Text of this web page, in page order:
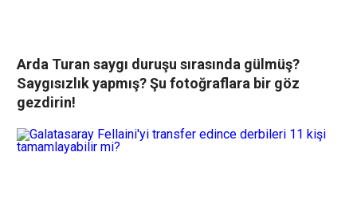
Arda Turan saygı duruşu sırasında gülmüş?
Saygısızlık yapmış? Şu fotoğraflara bir göz
gezdirin!